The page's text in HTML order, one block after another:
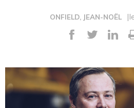
ONFIELD, JEAN-NOËL